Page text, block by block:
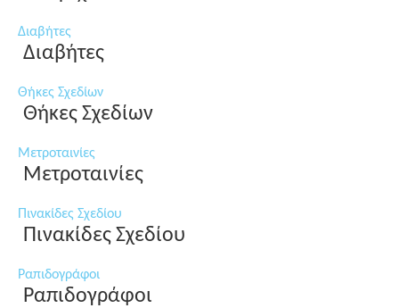
Διαβήτες
Διαβήτες
Θήκες Σχεδίων
Θήκες Σχεδίων
Μετροταινίες
Μετροταινίες
Πινακίδες Σχεδίου
Πινακίδες Σχεδίου
Ραπιδογράφοι
Ραπιδογράφοι